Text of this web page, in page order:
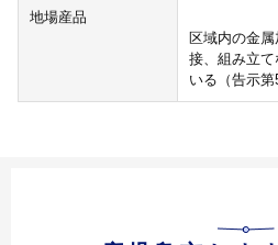
地場産品
区域内の金
接、組み立
いる（告示第